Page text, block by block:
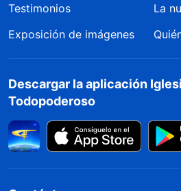
Testimonios
La
Exposición de imágenes
Descargar la aplicación
Todopoderoso